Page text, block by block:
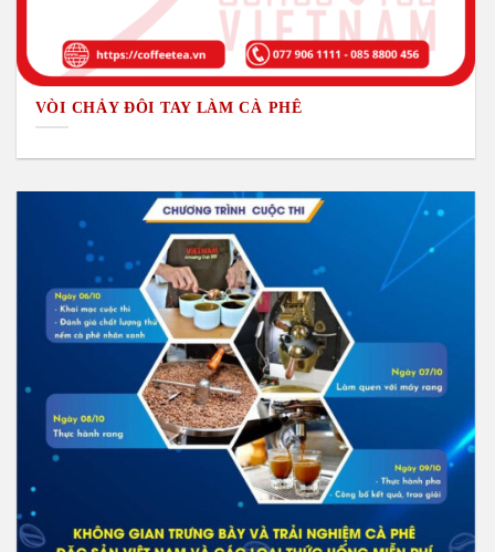
VÒI CHẢY ĐÔI TAY LÀM CÀ PHÊ